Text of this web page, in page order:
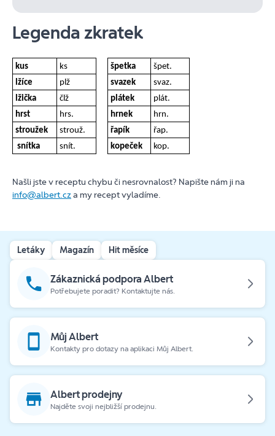
Legenda zkratek
kus ks špetka
špet.
lžíce
plž svazek
svaz.
lžička
člž plátek
plát.
hrst
hrs. hrnek
hrn.
stroužek
strouž. řapík
řap.
snítka
snít. kopeček kop.
Našli jste v receptu chybu či nesrovnalost? Napište nám ji na
info@albert.cza my recept vyladíme.
Letáky Magazín Hit měsíce
Zákaznická podpora Albert
Potřebujete poradit? Kontaktujte nás.
Můj Albert
Kontakty pro dotazy na aplikaci Můj Albert.
Albert prodejny
Najděte svoji nejbližší prodejnu.